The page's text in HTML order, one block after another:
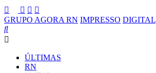
GRUPO AGORA RN IMPRESSO DIGITAL
ÚLTIMAS
RN